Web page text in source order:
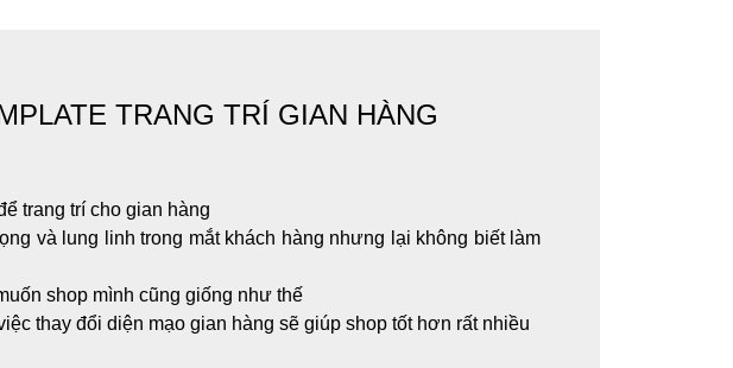
TRANG TRÍ GIAN HÀNG
trang trí cho gian hàng
và lung linh trong mắt khách hàng nhưng lại không biết làm
shop mình cũng giống như thế
thay đổi diện mạo gian hàng sẽ giúp shop tốt hơn rất nhiều